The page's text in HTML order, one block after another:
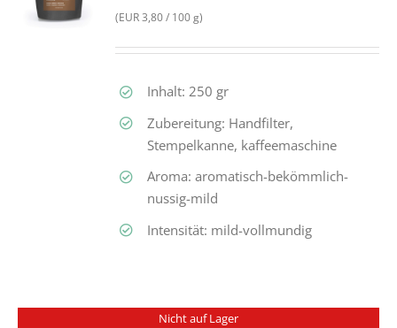
(EUR 3,80 / 100 g)
Inhalt: 250 gr
Zubereitung: Handfilter,
Stempelkanne, kaffeemaschine
Aroma: aromatisch-bekömmlich-
nussig-mild
Intensität: mild-vollmundig
Nicht auf Lager